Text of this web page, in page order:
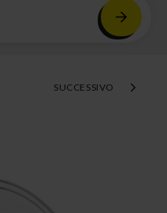
SUCCESSIVO